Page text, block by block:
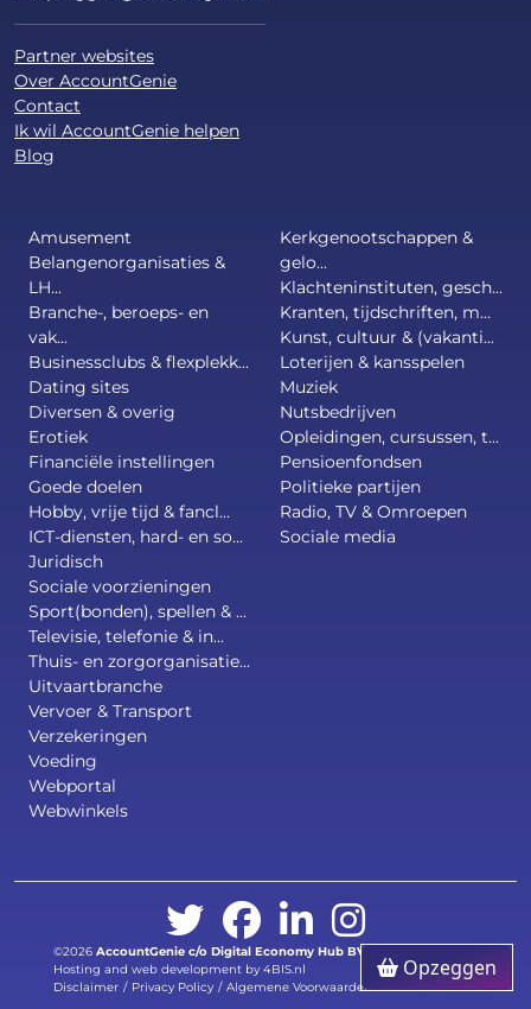
Opzeggen
Partner websites
Over AccountGenie
Contact
Ik wil AccountGenie helpen
Blog
Amusement
Belangenorganisaties &
LH...
Branche-, beroeps- en
vak...
Businessclubs & flexplekk...
Dating sites
Diversen & overig
Erotiek
Financiële instellingen
Goede doelen
Hobby, vrije tijd & fancl...
ICT-diensten, hard- en so...
Juridisch
Kerkgenootschappen &
gelo...
Klachteninstituten, gesch...
Kranten, tijdschriften, m...
Kunst, cultuur & (vakanti...
Loterijen & kansspelen
Muziek
Nutsbedrijven
Opleidingen, cursussen, t...
Pensioenfondsen
Politieke partijen
Radio, TV & Omroepen
Sociale media
Sociale voorzieningen
Sport(bonden), spellen & ...
Televisie, telefonie & in...
Thuis- en zorgorganisatie...
Uitvaartbranche
Vervoer & Transport
Verzekeringen
Voeding
Webportal
Webwinkels
©2026 AccountGenie c/o Digital Economy Hub BV
Hosting and web development by 4BIS.nl
Disclaimer / Privacy Policy / Algemene Voorwaarden